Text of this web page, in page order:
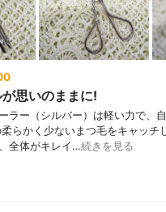
思いのままに!
ラー（シルバー）は軽い力で、
らかく少ないまつ毛をキャッチ
全体がキレイ…続きを見る